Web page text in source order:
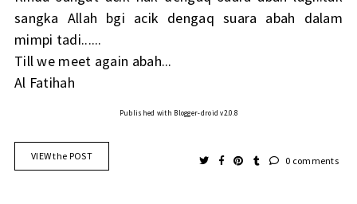
sangka Allah bgi acik dengaq suara abah dalam
mimpi tadi......
Till we meet again abah...
Al Fatihah
Published with Blogger-droid v2.0.8
VIEW the POST 0 comments